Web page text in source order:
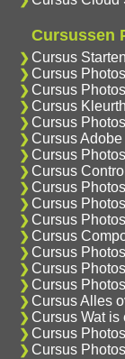
Cursussen
Cursus
Cursus
Cursus
Cursus
Cursus
Cursus
Cursus
Cursus
Cursus
Cursus
Cursus
Cursus
Cursus
Cursus
Cursus
Cursus Alles
Cursus Wat is
Cursus
Cursus